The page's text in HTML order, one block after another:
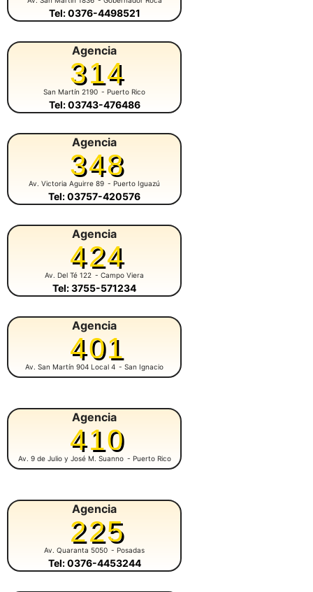
Tel: 0376-4498521
Agencia
314
San Martín 2190 - Puerto Rico
Tel: 03743-476486
Agencia
348
Av. Victoria Aguirre 89 - Puerto Iguazú
Tel: 03757-420576
Agencia
424
Av. Del Té 122 - Campo Viera
Tel: 3755-571234
Agencia
401
Av. San Martín 904 Local 4 - San Ignacio
Agencia
410
Av. 9 de Julio y José M. Suanno - Puerto Rico
Agencia
225
Av. Quaranta 5050 - Posadas
Tel: 0376-4453244